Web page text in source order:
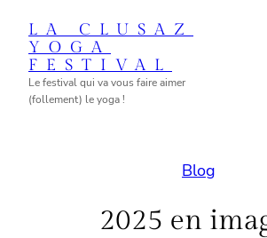
Aller
contenu
LA CLUSAZ
YOGA
FESTIVAL
Le festival qui va vous faire aimer
(follement) le yoga !
Blog
2025 en